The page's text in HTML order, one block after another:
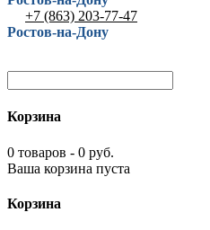
+7 (863) 203-77-47
Ростов-на-Дону
Корзина
0 товаров - 0 руб.
Ваша корзина пуста
Корзина